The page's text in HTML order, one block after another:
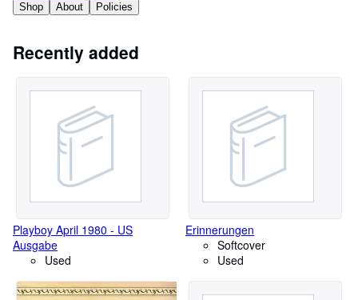
Sellers
Start Selling
Shop About Policies
Recently added
Playboy April 1980 - US
Ausgabe
Used
Erinnerungen
Softcover
Used